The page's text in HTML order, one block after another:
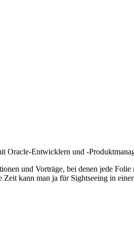
Oracle-Entwicklern und -
und Vorträge, bei denen jede
kann man ja für Sightseeing in